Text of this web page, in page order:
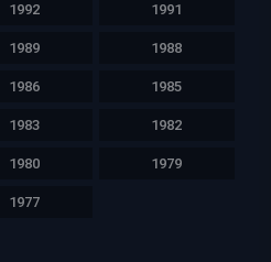
1992 1991
1989 1988
1986 1985
1983 1982
1980 1979
1977